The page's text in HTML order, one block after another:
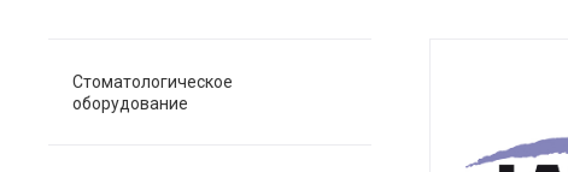
Стоматологическое
оборудование